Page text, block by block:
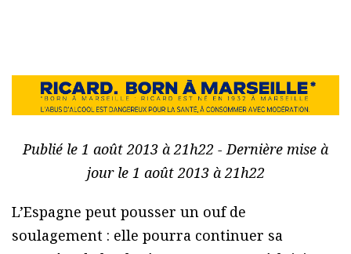
Publié le 1 août 2013 à 21h22 - Dernière mise à
jour le 1 août 2013 à 21h22
L’Espagne peut pousser un ouf de
soulagement : elle pourra continuer sa